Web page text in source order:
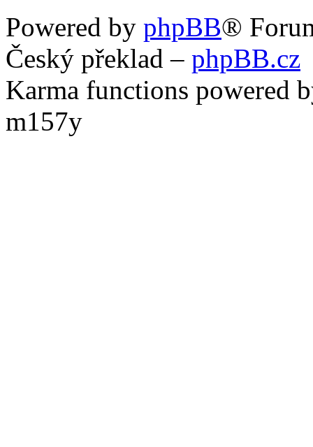
Powered by phpBB®
Český překlad – phpBB.cz
Karma functions powered
m157y